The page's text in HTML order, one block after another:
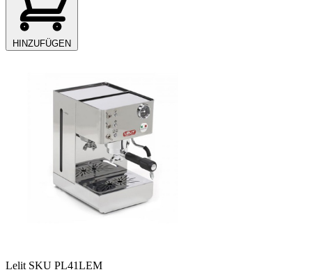
HINZUFÜGEN
Lelit SKU PL41LEM